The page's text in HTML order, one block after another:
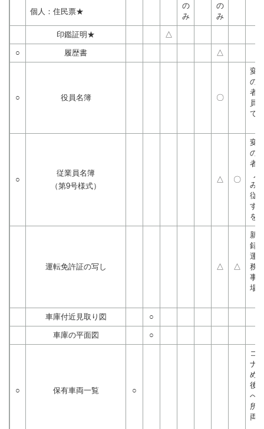
個人：住民票★
の
み
の
み
印鑑証明★ △
○ 履歴書 △
○ 役員名簿 〇
変
の
者
員
て
○
従業員名簿
（第9号様式）
△ 〇
変
の
者
み
従
す
を
運転免許証の写し △ △
新
録
運
務
事
場
車庫付近見取り図 ○
車庫の平面図 ○
○ 保有車両一覧 ○
コ
ナ
め
後
べ
所
両